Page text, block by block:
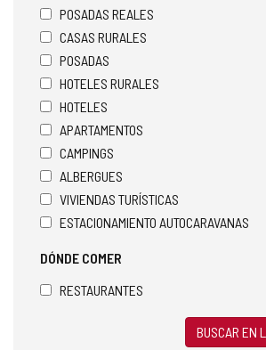
POSADAS REALES
CASAS RURALES
POSADAS
HOTELES RURALES
HOTELES
APARTAMENTOS
CAMPINGS
ALBERGUES
VIVIENDAS TURÍSTICAS
ESTACIONAMIENTO AUTOCARAVANAS
DÓNDE COMER
RESTAURANTES
BUSCAR EN